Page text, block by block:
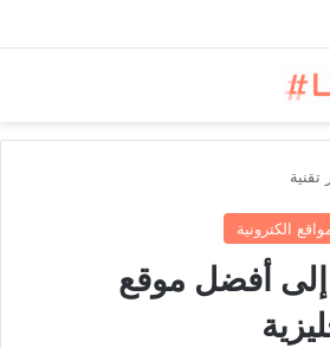
تقنية
الكترونية
أفضل موقع